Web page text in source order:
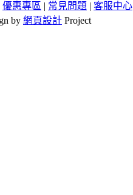
優惠專區 | 常見問題 | 客服中心
by 網頁設計 Project